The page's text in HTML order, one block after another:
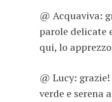
@ Acquaviva:
parole delicate
qui, lo
@ Lucy:
verde e serena